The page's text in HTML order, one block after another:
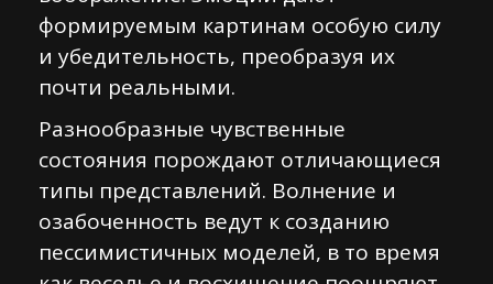
формируемым картинам особую силу
и убедительность, преобразуя их
почти реальными.
Разнообразные чувственные
состояния порождают отличающиеся
типы представлений. Волнение и
озабоченность ведут к созданию
пессимистичных моделей, в то время